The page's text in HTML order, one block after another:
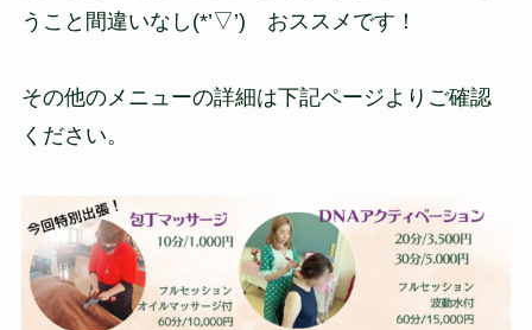
うこと間違いなし(*’▽’) おススメです！
その他のメニューの詳細は下記ページよりご確認
ください。